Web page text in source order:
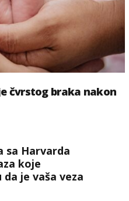
čvrstog braka nakon
sa Harvarda
koje
je vaša veza